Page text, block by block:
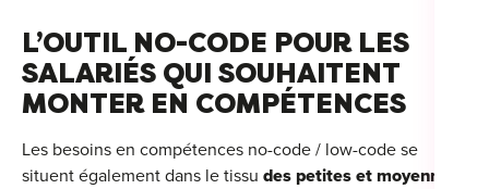
L’OUTIL NO-CODE POUR LES
SALARIÉS QUI SOUHAITENT
MONTER EN COMPÉTENCES
Les besoins en compétences no-code / low-code se
situent également dans le tissu des petites et moyennes